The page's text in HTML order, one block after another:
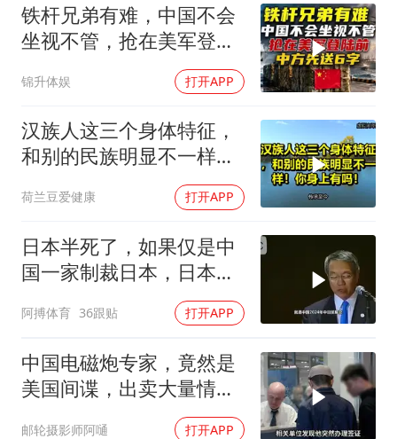
构建更高水平的全民健身公共服务体系
王艺迪2-4不敌张本美和止步4强
司机见竹子晃动紧急停车救下全车人
灌溉水坝被隔成鱼塘 村民投诉20余年
奋力开创中国式现代化建设新局面
铁杆兄弟有难，中国不会
坐视不管，抢在美军登陆
锦升体娱 打开APP
汉族人这三个身体特征，
和别的民族明显不一样！
荷兰豆爱健康 打开APP
日本半死了，如果仅是中
国一家制裁日本，日本可
阿搏体育 36跟贴 打开APP
中国电磁炮专家，竟然是
美国间谍，出卖大量情
报，让国家损失惨重
邮轮摄影师阿嗵 打开APP